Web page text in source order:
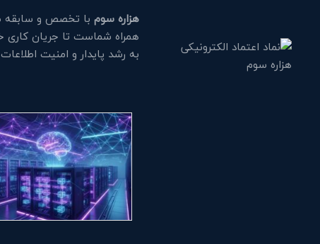
هزاره سومبا تخصص و سابقه
همراه شماست تا جریان کاری
به رشد پایدار و امنیت